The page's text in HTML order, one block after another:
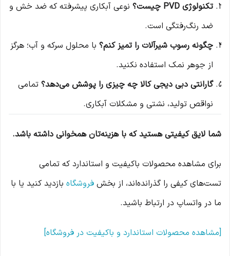
تکنولوژی PVD چیست؟
نوعی آبکاری پیشرفته که ضد خش و
ضد رنگ‌رفتگی است.
چگونه رسوب شیرآلات را تمیز کنم؟ با محلول سرکه و آب؛ هرگز
از جوهر نمک استفاده نکنید.
گارانتی دبی دیجی کالا چه چیزی را پوشش می‌دهد؟ تمامی
نواقص تولید، نشتی و مشکلات آبکاری.
شما لایق کیفیتی هستید که با هزینه‌تان همخوانی داشته باشد.
برای مشاهده محصولات باکیفیت و استاندارد که تمامی
تست‌های کیفی را گذرانده‌اند، از بخش فروشگاه بازدید کنید یا با
ما در واتساپ در ارتباط باشید.
[مشاهده محصولات استاندارد و باکیفیت در فروشگاه]